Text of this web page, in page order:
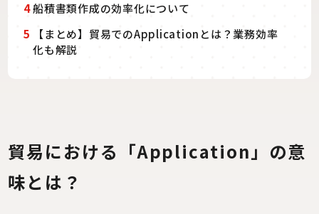
4船積書類作成の効率化について
5 【まとめ】貿易でのApplicationとは？業務効率
化も解説
貿易における「Application」の意
味とは？